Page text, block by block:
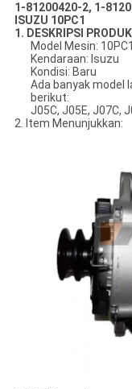
1-81200420-2, 1-
ISUZU 10PC1
1. DESKRIPSI
Model Mesin: 10PC1
Kendaraan: Isuzu
Kondisi: Baru
Ada banyak model
berikut:
J05C, J05E, J07C,
2. Item Menunjukkan: